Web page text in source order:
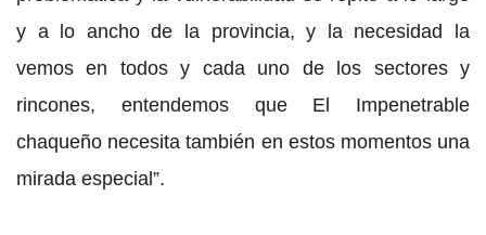
y a lo ancho de la provincia, y la necesidad la
vemos en todos y cada uno de los sectores y
rincones, entendemos que El Impenetrable
chaqueño necesita también en estos momentos una
mirada especial”.